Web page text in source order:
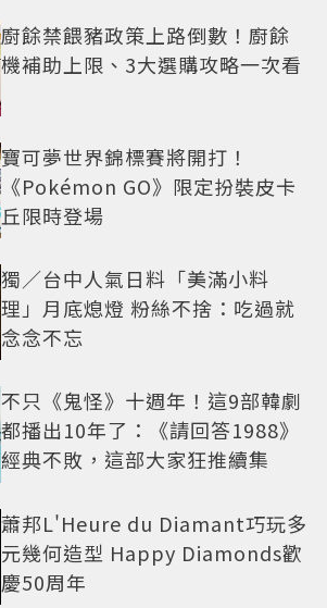
廚餘禁餵豬政策上路倒數！廚餘
機補助上限、3大選購攻略一次看
寶可夢世界錦標賽將開打！
《Pokémon GO》限定扮裝皮卡
丘限時登場
獨／台中人氣日料「美滿小料
理」月底熄燈 粉絲不捨：吃過就
念念不忘
不只《鬼怪》十週年！這9部韓劇
都播出10年了：《請回答1988》
經典不敗，這部大家狂推續集
蕭邦L'Heure du Diamant巧玩多
元幾何造型 Happy Diamonds歡
慶50周年